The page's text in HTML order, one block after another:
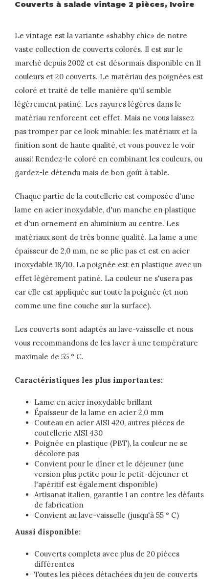
Couverts à salade vintage 2 pièces, Ivoire
Le vintage est la variante «shabby chic» de notre
vaste collection de couverts colorés. Il est sur le
marché depuis 2002 et est désormais disponible en 11
couleurs et 20 couverts. Le matériau des poignées est
coloré et traité de telle manière qu'il semble
légèrement patiné. Les rayures légères dans le
matériau renforcent cet effet. Mais ne vous laissez
pas tromper par ce look minable: les matériaux et la
finition sont de haute qualité, et vous pouvez le voir
aussi! Rendez-le coloré en combinant les couleurs, ou
gardez-le détendu mais de bon goût à table.
Chaque partie de la coutellerie est composée d'une
lame en acier inoxydable, d'un manche en plastique
et d'un ornement en aluminium au centre. Les
matériaux sont de très bonne qualité. La lame a une
épaisseur de 2,0 mm, ne se plie pas et est en acier
inoxydable 18/10. La poignée est en plastique avec un
effet légèrement patiné. La couleur ne s'usera pas
car elle est appliquée sur toute la poignée (et non
comme une fine couche sur la surface).
Les couverts sont adaptés au lave-vaisselle et nous
vous recommandons de les laver à une température
maximale de 55 ° C.
Caractéristiques les plus importantes:
Lame en acier inoxydable brillant
Épaisseur de la lame en acier 2,0 mm
Couteau en acier AISI 420, autres pièces de
coutellerie AISI 430
Poignée en plastique (PBT), la couleur ne se
décolore pas
Convient pour le dîner et le déjeuner (une
version plus petite pour le petit-déjeuner et
l'apéritif est également disponible)
Artisanat italien, garantie 1 an contre les défauts
de fabrication
Convient au lave-vaisselle (jusqu'à 55 ° C)
Aussi disponible:
Couverts complets avec plus de 20 pièces
différentes
Toutes les pièces détachées du jeu de couverts